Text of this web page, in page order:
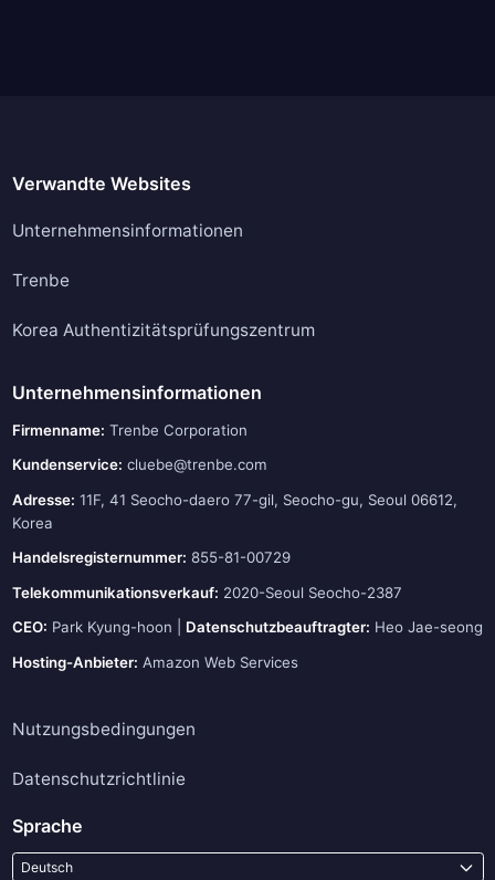
Verwandte Websites
Unternehmensinformationen
Trenbe
Korea Authentizitätsprüfungszentrum
Unternehmensinformationen
Firmenname: Trenbe Corporation
Kundenservice: cluebe@trenbe.com
Adresse: 11F, 41 Seocho-daero 77-gil, Seocho-gu, Seoul 06612,
Korea
Handelsregisternummer: 855-81-00729
Telekommunikationsverkauf: 2020-Seoul Seocho-2387
CEO: Park Kyung-hoon | Datenschutzbeauftragter: Heo Jae-seong
Hosting-Anbieter: Amazon Web Services
Nutzungsbedingungen
Datenschutzrichtlinie
Sprache
Deutsch